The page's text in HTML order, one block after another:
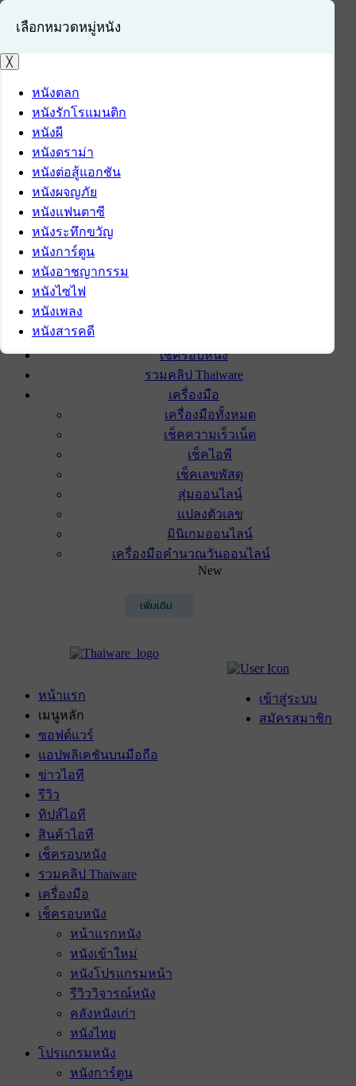
เข้าสู่ระบบ
สมัครสมาชิก
เช็ครอบหนัง
รวมคลิป Thaiware
เครื่องมือ
เครื่องมือทั้งหมด
เช็คความเร็วเน็ต
เช็คไอพี
เช็คเลขพัสดุ
สุ่มออนไลน์
แปลงตัวเลข
มินิเกมออนไลน์
เครื่องมือคำนวณวันออนไลน์
New
เพิ่มเติม
เข้าสู่ระบบ
สมัครสมาชิก
หน้าแรก
เมนูหลัก
ซอฟต์แวร์
แอปพลิเคชันบนมือถือ
ข่าวไอที
รีวิว
ทิปส์ไอที
สินค้าไอที
เช็ครอบหนัง
รวมคลิป Thaiware
เครื่องมือ
เช็ครอบหนัง
หน้าแรกหนัง
หนังเข้าใหม่
หนังโปรแกรมหน้า
รีวิววิจารณ์หนัง
คลังหนังเก่า
หนังไทย
โปรแกรมหนัง
หนังการ์ตูน
เลือกหมวดหมู่หนัง
╳
หนังตลก
หนังรักโรแมนติก
หนังผี
หนังดราม่า
หนังต่อสู้แอกชัน
หนังผจญภัย
หนังแฟนตาซี
หนังระทึกขวัญ
หนังการ์ตูน
หนังอาชญากรรม
หนังไซไฟ
หนังเพลง
หนังสารคดี